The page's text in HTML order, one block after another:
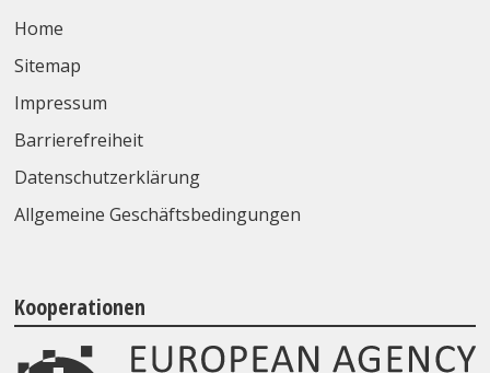
Home
Sitemap
Impressum
Barrierefreiheit
Datenschutzerklärung
Allgemeine Geschäftsbedingungen
Kooperationen